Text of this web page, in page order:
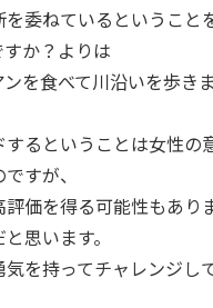
委ねているということ
か？よりは
を食べて川沿いを歩き
るということは女性
すが、
価を得る可能性もあ
思います。
を持ってチャレンジし